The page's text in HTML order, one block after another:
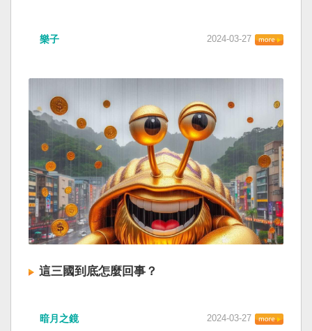
樂子 2024-03-27
這三國到底怎麼回事？
暗月之鏡 2024-03-27